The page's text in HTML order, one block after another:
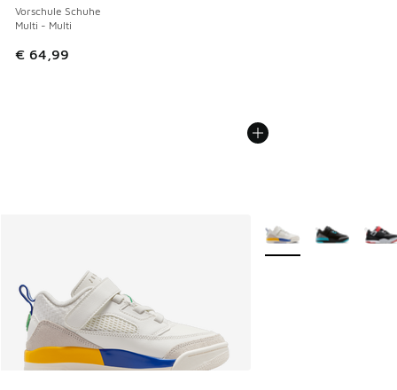
Vorschule Schuhe
Multi - Multi
€ 64,99
Weitere Farben